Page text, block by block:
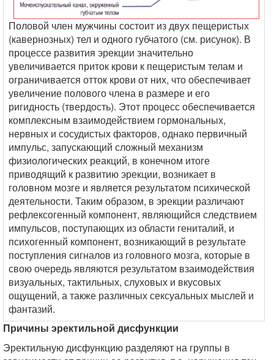
Половой член мужчины состоит из двух пещеристых
(кавернозных) тел и одного губчатого (см. рисунок). В
процессе развития эрекции значительно
увеличивается приток крови к пещеристым телам и
ограничивается отток крови от них, что обеспечивает
увеличение полового члена в размере и его
ригидность (твердость). Этот процесс обеспечивается
комплексным взаимодействием гормональных,
нервных и сосудистых факторов, однако первичный
импульс, запускающий сложный механизм
физиологических реакций, в конечном итоге
приводящий к развитию эрекции, возникает в
головном мозге и является результатом психической
деятельности. Таким образом, в эрекции различают
рефлексогенный компонент, являющийся следствием
импульсов, поступающих из области гениталий, и
психогенный компонент, возникающий в результате
поступления сигналов из головного мозга, которые в
свою очередь являются результатом взаимодействия
визуальных, тактильных, слуховых и вкусовых
ощущений, а также различных сексуальных мыслей и
фантазий.
Причины эректильной дисфункции
Эректильную дисфункцию разделяют на группы в